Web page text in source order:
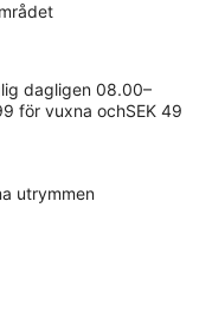
en platt-tv. Skrivbord
har gäster
kör bil erbjuds
tider, och kan ge dig
terrass och en trädgård.
utrymmen finns gratis
Mandeltårtan B&B
äta kontinental frukost
dagligen 08.00–
för vuxna ochSEK 49
utrymmen